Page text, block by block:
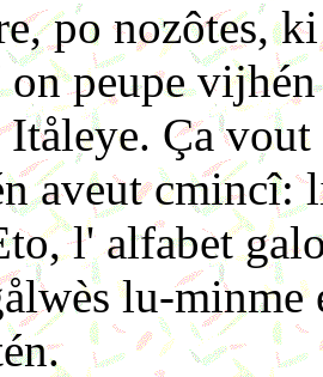
po nozôtes,
peupe
Itåleye. Ça
aveut cmincî:
l' alfabet
lu-minme